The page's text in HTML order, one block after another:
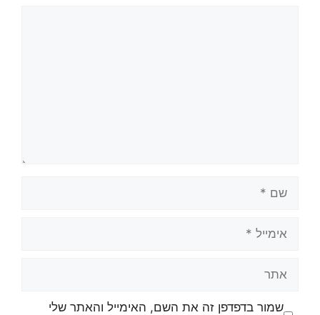
שמור בדפדפן זה את השם, האימייל והאתר שלי